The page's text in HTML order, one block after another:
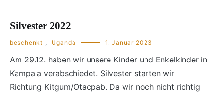
Silvester 2022
beschenkt , Uganda 1. Januar 2023
Am 29.12. haben wir unsere Kinder und Enkelkinder in
Kampala verabschiedet. Silvester starten wir
Richtung Kitgum/Otacpab. Da wir noch nicht richtig